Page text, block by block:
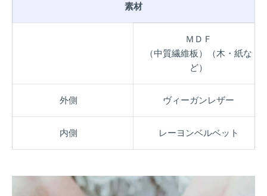
素材
ＭＤＦ
（中質繊維板）（木・紙な
ど）
外側 ヴィーガンレザー
内側 レーヨンベルベット